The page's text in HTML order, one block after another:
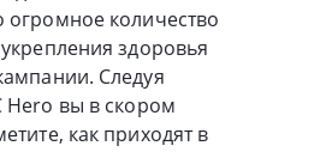
огромное количество
здоровья
Следуя
Hero вы в скором
как приходят в